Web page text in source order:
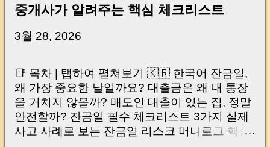
중개사가 알려주는 핵심 체크리스트
3월 28, 2026
📑 목차 | 탭하여 펼쳐보기 🇰🇷 한국어 잔금일,
왜 가장 중요한 날일까요? 대출금은 왜 내 통장
을 거치지 않을까? 매도인 대출이 있는 집, 정말
안전할까? 잔금일 필수 체크리스트 3가지 실제
사고 사례로 보는 잔금일 리스크 머니로그 핵심